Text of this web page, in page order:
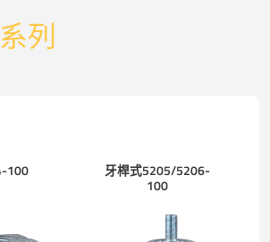
列
100
牙桿式5205/5206-
100